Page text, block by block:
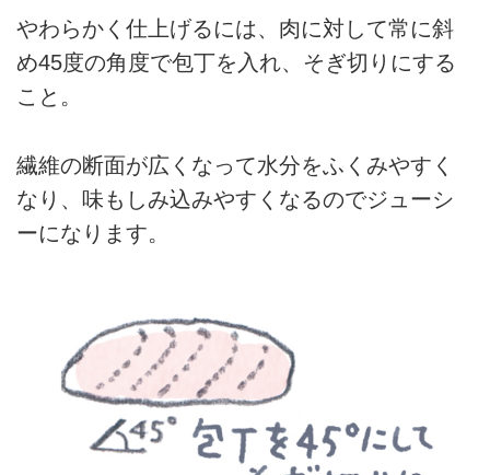
やわらかく仕上げるには、肉に対して常に斜
め45度の角度で包丁を入れ、そぎ切りにする
こと。
繊維の断面が広くなって水分をふくみやすく
なり、味もしみ込みやすくなるのでジューシ
ーになります。